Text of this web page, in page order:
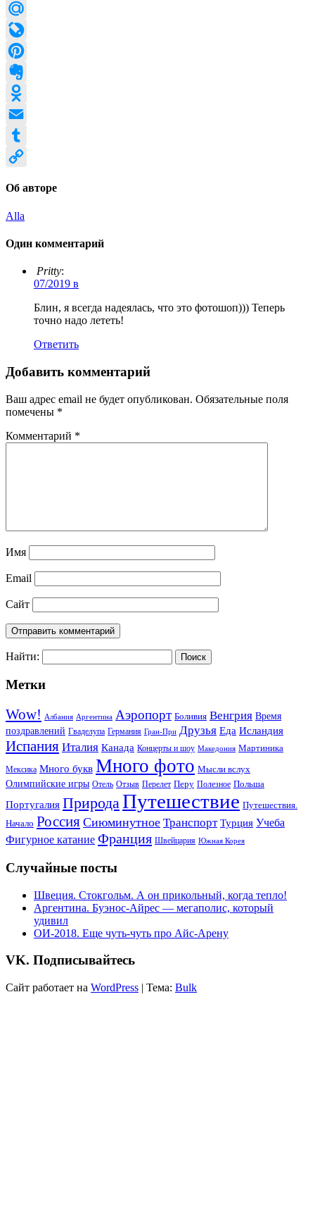
Twitter
Mail.Ru
LiveJournal
Pinterest
Evernote
Odnoklassniki
Email
Tumblr
Об авторе
Alla
Один комментарий
Pritty:
07/2019 в
Блин, я всегда надеялась, что это фотошоп))) Теперь
точно надо лететь!
Ответить
Добавить комментарий
Ваш адрес email не будет опубликован. Обязательные поля
помечены *
Комментарий *
Имя
Email
Сайт
Найти:
Метки
Wow! Албания Аргентина Аэропорт Боливия Венгрия Время
поздравлений Гваделупа Германия Гран-При Друзья Еда Исландия
Испания Италия Канада Концерты и шоу Македония Мартиника
Мексика Много букв Много фото Мысли вслух
Олимпийские игры Отель Отзыв Перелет Перу Полезное Польша
Португалия ПриродаПутешествие Путешествия.
Начало Россия Сиюминутное Транспорт Турция Учеба
Фигурное катание Франция Швейцария Южная Корея
Случайные посты
Швеция. Стокгольм. А он прикольный, когда тепло!
Аргентина. Буэнос-Айрес — мегаполис, который
удивил
ОИ-2018. Еще чуть-чуть про Айс-Арену
VK. Подписывайтесь
Сайт работает на WordPress | Тема: Bulk